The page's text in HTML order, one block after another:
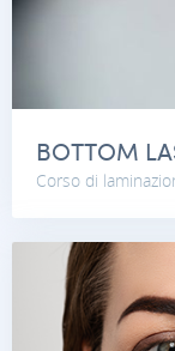
BOTTOM
Corso di